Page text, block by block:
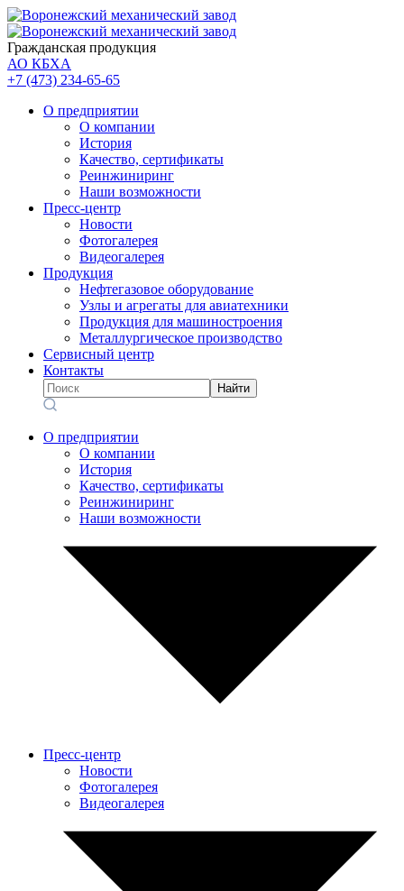
Гражданская продукция
АО КБХА
+7 (473) 234-65-65
О предприятии
О компании
История
Качество, сертификаты
Реинжиниринг
Наши возможности
Пресс-центр
Новости
Фотогалерея
Видеогалерея
Продукция
Нефтегазовое оборудование
Узлы и агрегаты для авиатехники
Продукция для машиностроения
Металлургическое производство
Сервисный центр
Контакты
Найти
О предприятии
О компании
История
Качество, сертификаты
Реинжиниринг
Наши возможности
Пресс-центр
Новости
Фотогалерея
Видеогалерея